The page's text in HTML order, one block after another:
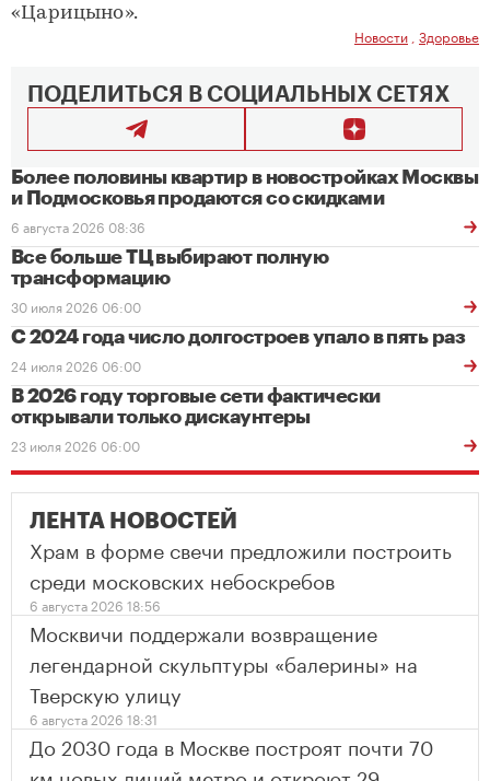
«Царицыно».
Новости Здоровье
ПОДЕЛИТЬСЯ В СОЦИАЛЬНЫХ СЕТЯХ
Более половины квартир в новостройках Москвы
и Подмосковья продаются со скидками
6 августа 2026 08:36
Все больше ТЦ выбирают полную
трансформацию
30 июля 2026 06:00
С 2024 года число долгостроев упало в пять раз
24 июля 2026 06:00
В 2026 году торговые сети фактически
открывали только дискаунтеры
23 июля 2026 06:00
ЛЕНТА НОВОСТЕЙ
Храм в форме свечи предложили построить
среди московских небоскребов
6 августа 2026 18:56
Москвичи поддержали возвращение
легендарной скульптуры «балерины» на
Тверскую улицу
6 августа 2026 18:31
До 2030 года в Москве построят почти 70